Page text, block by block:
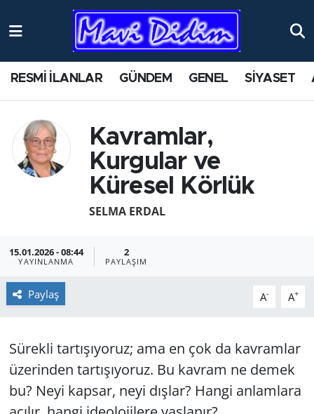
RESMİ İLANLAR GÜNDEM GENEL SİYASET
Kavramlar,
Kurgular ve
Küresel Körlük
SELMA ERDAL
15.01.2026 - 08:44
YAYINLANMA
2
PAYLAŞIM
Paylaş A- A+
Sürekli tartışıyoruz; ama en çok da kavramlar
üzerinden tartışıyoruz. Bu kavram ne demek
bu? Neyi kapsar, neyi dışlar? Hangi anlamlara
ANTİK YERLER
AYDIN
BİLİM VE TEKNOLOJİ
EKONOMİ
GENEL
GÜNDEM
HABERDE İNSAN
Nöbetçi Eczaneler
Namaz Vakitleri
Trafik Durumu
Süper Lig Puan Durumu ve Fikstür
Son Dakika Haberleri
Haber Arşivi